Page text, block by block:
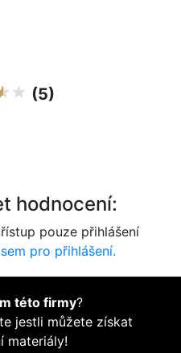
(5)
hodnocení:
pouze přihlášení
pro přihlášení.
této firmy?
jestli můžete získat
materiály!